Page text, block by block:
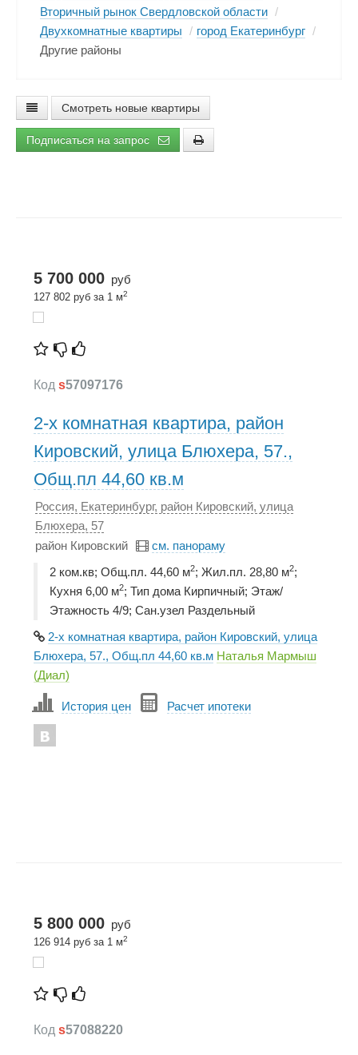
Вторичный рынок Свердловской области /
Двухкомнатные квартиры / город Екатеринбург /
Другие районы
Смотреть новые квартиры
Подписаться на запрос
5 700 000 руб
127 802 руб за 1 м2
Код s57097176
2-х комнатная квартира, район
Кировский, улица Блюхера, 57.,
Общ.пл 44,60 кв.м
Россия, Екатеринбург, район Кировский, улица
Блюхера, 57
район Кировский
см. панораму
2 ком.кв; Общ.пл. 44,60 м2; Жил.пл. 28,80 м2;
Кухня 6,00 м2; Тип дома Кирпичный; Этаж/
Этажность 4/9; Сан.узел Раздельный
2-х комнатная квартира, район Кировский, улица
Блюхера, 57., Общ.пл 44,60 кв.м Наталья Мармыш
(Диал)
История цен Расчет ипотеки
5 800 000 руб
126 914 руб за 1 м2
Код s57088220